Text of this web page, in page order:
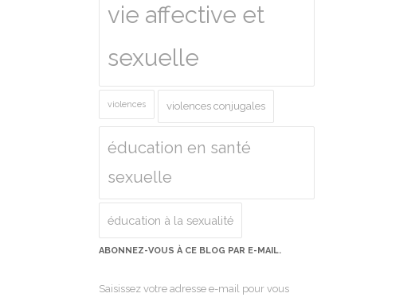
vie affective et
sexuelle
violences violences conjugales
éducation en santé
sexuelle
éducation à la sexualité
ABONNEZ-VOUS À CE BLOG PAR E-MAIL.
Saisissez votre adresse e-mail pour vous